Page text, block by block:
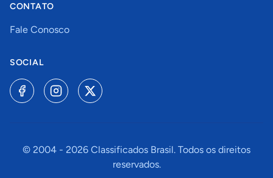
CONTATO
Fale Conosco
SOCIAL
© 2004 - 2026 Classificados Brasil. Todos os direitos
reservados.